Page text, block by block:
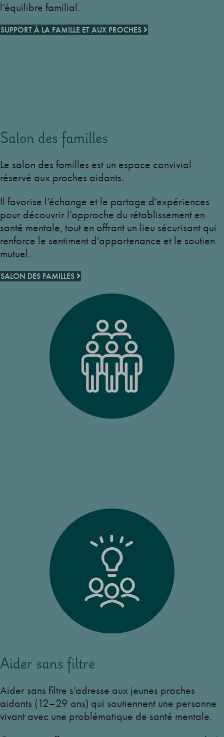
l’équilibre familial.
SUPPORT À LA FAMILLE ET AUX PROCHES
Salon des familles
Le salon des familles est un espace convivial
réservé aux proches aidants.
Il favorise l’échange et le partage d’expériences
pour découvrir l’approche du rétablissement en
santé mentale, tout en offrant un lieu sécurisant qui
renforce le sentiment d’appartenance et le soutien
mutuel.
SALON DES FAMILLES
Aider sans filtre
Aider sans filtre s’adresse aux jeunes proches
aidants (12–29 ans) qui soutiennent une personne
vivant avec une problématique de santé mentale.